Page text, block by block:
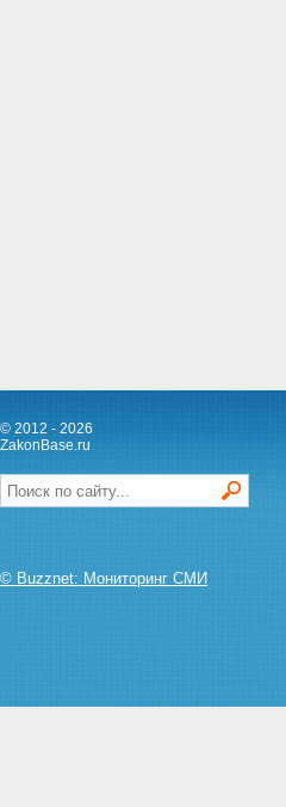
© 2012 - 2026
ZakonBase.ru
© Buzznet: Мониторинг СМИ